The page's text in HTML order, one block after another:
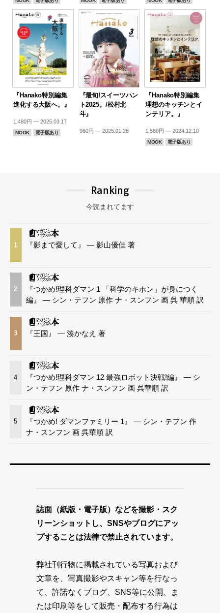
『Hanako特別編集
進化する大阪へ。』
1,480円 — 2025.03.17
MOOK 電子版あり
『最旬!スイーツハン
ト2025。/松村北
斗』
960円 — 2025.01.28
『Hanako特別編集
理想のキッチンとイ
ンテリア。』
1,580円 — 2024.12.10
MOOK 電子版あり
Ranking
今読まれてます
1 『影まで愛して』 — 影山優佳 著
2
『つかめ!理科ダマン 1 「科学のキホン」が身につく
編』 — シン・テフン 原作 ナ・スンフン 画 呉 華順 訳
3 『王国』 — 湊かなえ 著
4
『つかめ!理科ダマン 12 最強ロボット決戦!編』 — シ
ン・テフン 原作 ナ・スンフン 画 呉華順 訳
5
『つかめ! ダマンファミリー 1』 — シン・テフン 作
ナ・スンフン 画 呉華順 訳
誌面（紙版・電子版）などを撮影・スク
リーンショットし、SNSやブログにアッ
プすることは法律で禁止されています。
弊社刊行物に掲載されている写真および
文章を、写真撮影やスキャン等を行なっ
て、許諾なくブログ、SNS等に公開、ま
たは印刷等をして販売・配布する行為は